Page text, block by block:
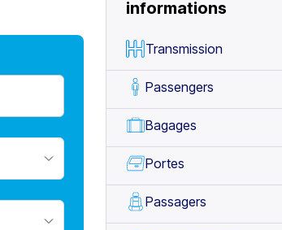
informations
Transmission
Passengers
Bagages
Portes
Passagers